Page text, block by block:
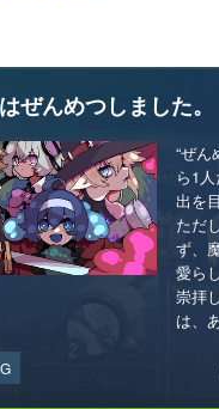
ぜんめつしました。
“ぜ
ら1
出を
ただ
ず、
愛ら
崇拝
は、